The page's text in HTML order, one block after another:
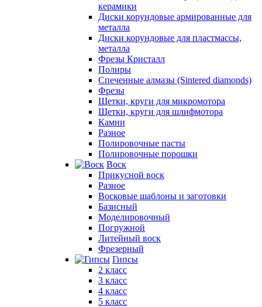
керамики
Диски корундовые армированные для
металла
Диски корундовые для пластмассы,
металла
Фрезы Кристалл
Полиры
Спеченные алмазы (Sintered diamonds)
Фрезы
Щетки, круги для микромотора
Щетки, круги для шлифмотора
Камни
Разное
Полировочные пасты
Полировочные порошки
Воск
Прикусной воск
Разное
Восковые шаблоны и заготовки
Базисный
Моделировочный
Погружной
Литейный воск
Фрезерный
Гипсы
2 класс
3 класс
4 класс
5 класс